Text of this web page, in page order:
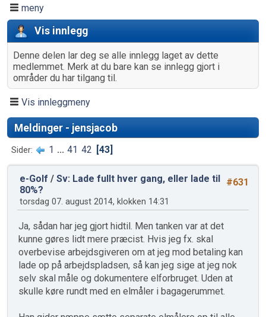
meny
Vis innlegg
Denne delen lar deg se alle innlegg laget av dette
medlemmet. Merk at du bare kan se innlegg gjort i
områder du har tilgang til.
Vis innleggmeny
Meldinger - jensjacob
Sider 1 ... 41 42 43
#631
e-Golf / Sv: Lade fullt hver gang, eller lade til
80%?
torsdag 07. august 2014, klokken 14:31
Ja, sådan har jeg gjort hidtil. Men tanken var at det
kunne gøres lidt mere præcist. Hvis jeg fx. skal
overbevise arbejdsgiveren om at jeg mod betaling kan
lade op på arbejdspladsen, så kan jeg sige at jeg nok
selv skal måle og dokumentere elforbruget. Uden at
skulle køre rundt med en elmåler i bagagerummet.